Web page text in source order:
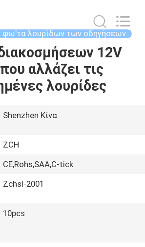
φω'τα λουρίδων των οδηγήσεων
12V
αλλάζει τις
λουρίδες
Shenzhen Κίνα
ZCH
CE,Rohs,SAA,C-tick
Zchsl-2001
10pcs